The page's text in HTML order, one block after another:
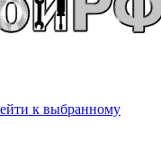
к выбранному